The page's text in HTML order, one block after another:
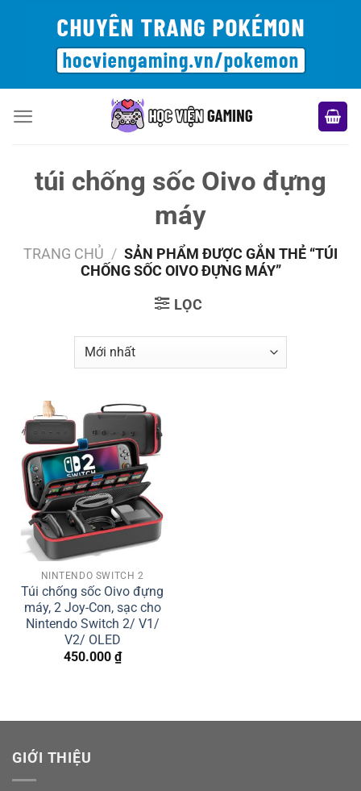
túi chống sốc Oivo đựng
máy
TRANG CHỦ / SẢN PHẨM ĐƯỢC GẮN THẺ “TÚI
CHỐNG SỐC OIVO ĐỰNG MÁY”
LỌC
NINTENDO SWITCH 2
Túi chống sốc Oivo đựng
máy, 2 Joy-Con, sạc cho
Nintendo Switch 2/ V1/
V2/ OLED
450.000 ₫
GIỚI THIỆU